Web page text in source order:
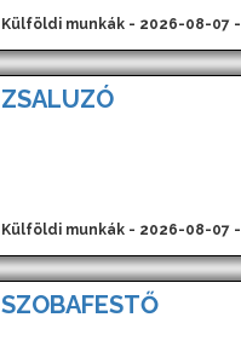
Külföldi munkák - 2026-08-07 -
ZSALUZÓ
Külföldi munkák - 2026-08-07 -
SZOBAFESTŐ